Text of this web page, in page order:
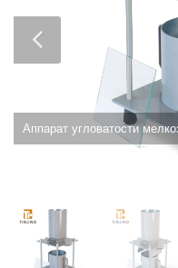
Аппарат угловатости